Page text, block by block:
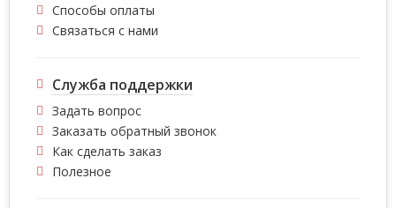
Способы оплаты
Связаться с нами
Служба поддержки
Задать вопрос
Заказать обратный звонок
Как сделать заказ
Полезное